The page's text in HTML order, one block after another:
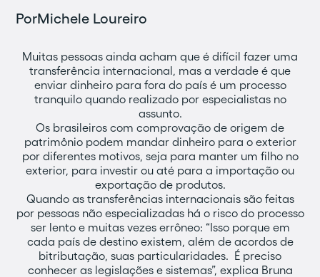
PorMichele Loureiro
Muitas pessoas ainda acham que é difícil fazer uma
transferência internacional, mas a verdade é que
enviar dinheiro para fora do país é um processo
tranquilo quando realizado por especialistas no
assunto.
Os brasileiros com comprovação de origem de
patrimônio podem mandar dinheiro para o exterior
por diferentes motivos, seja para manter um filho no
exterior, para investir ou até para a importação ou
exportação de produtos.
Quando as transferências internacionais são feitas
por pessoas não especializadas há o risco do processo
ser lento e muitas vezes errôneo: “Isso porque em
cada país de destino existem, além de acordos de
bitributação, suas particularidades. É preciso
conhecer as legislações e sistemas”, explica Bruna